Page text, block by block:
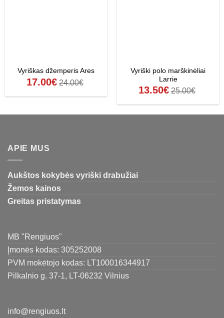
Vyriškas džemperis Ares
17.00€ 24.00€
Vyriški polo marškinėliai
Larrie
13.50€ 25.00€
APIE MUS
Aukštos kokybės vyriški drabužiai
Žemos kainos
Greitas pristatymas
MB "Rengiuos"
Įmonės kodas: 305252008
PVM mokėtojo kodas: LT100016344917
Pilkalnio g. 37-1, LT-06232 Vilnius
info@rengiuos.lt